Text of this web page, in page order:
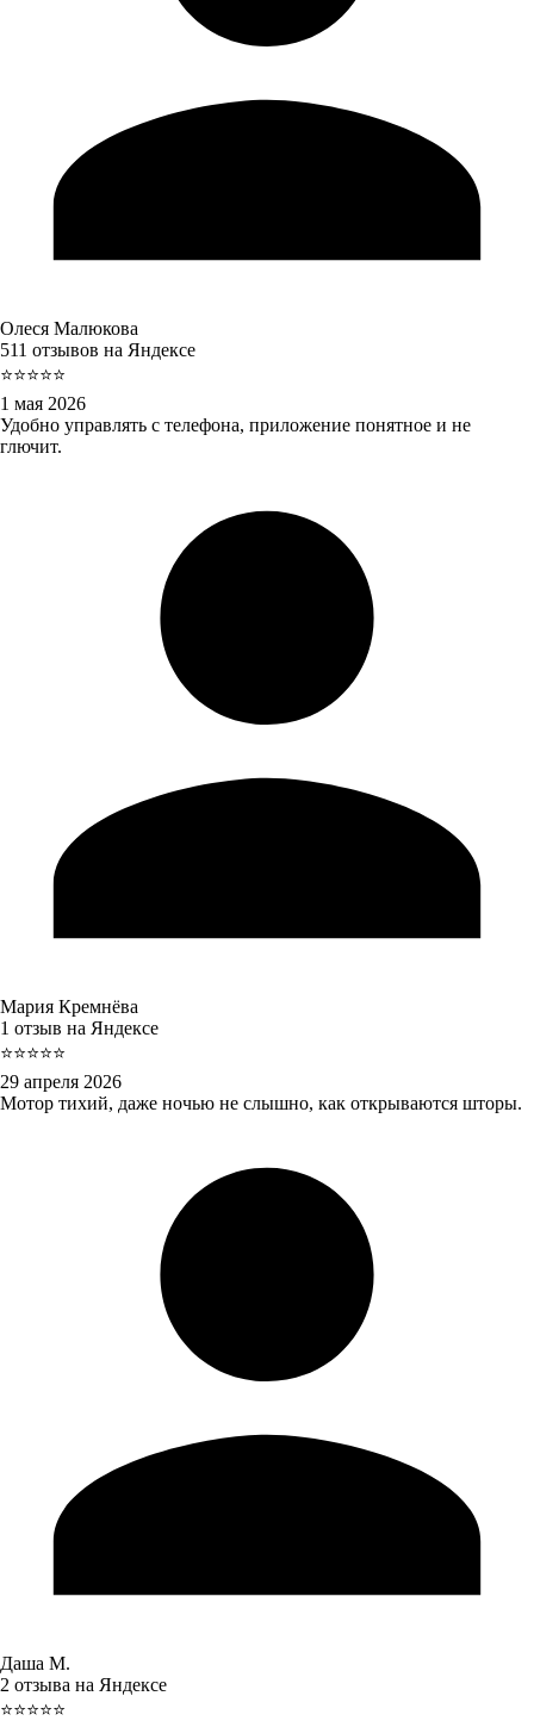
Олеся Малюкова
511 отзывов на Яндексе
⭐⭐⭐⭐⭐
1 мая 2026
Удобно управлять с телефона, приложение понятное и не
глючит.
Мария Кремнёва
1 отзыв на Яндексе
⭐⭐⭐⭐⭐
29 апреля 2026
Мотор тихий, даже ночью не слышно, как открываются шторы.
Даша М.
2 отзыва на Яндексе
⭐⭐⭐⭐⭐